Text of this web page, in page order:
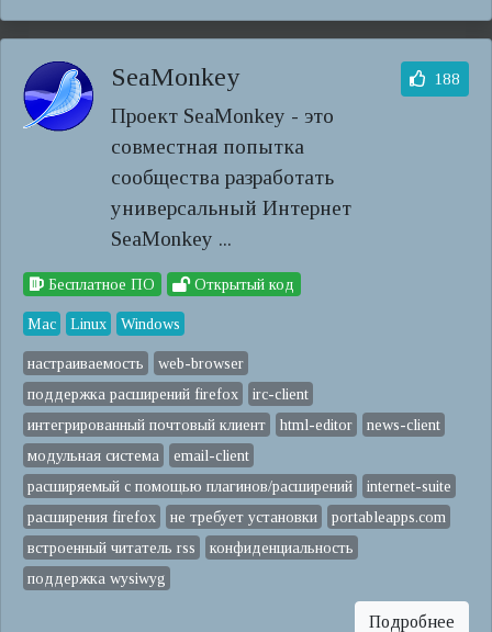
SeaMonkey
Проект SeaMonkey - это
совместная попытка
сообщества разработать
универсальный Интернет
SeaMonkey ...
188
Бесплатное ПО Открытый код
Mac Linux Windows
настраиваемость
web-browser
поддержка расширений firefox
irc-client
интегрированный почтовый клиент
html-editor
news-client
модульная система
email-client
расширяемый с помощью плагинов/расширений
internet-suite
расширения firefox
не требует установки
portableapps.com
встроенный читатель rss
конфиденциальность
поддержка wysiwyg
Подробнее